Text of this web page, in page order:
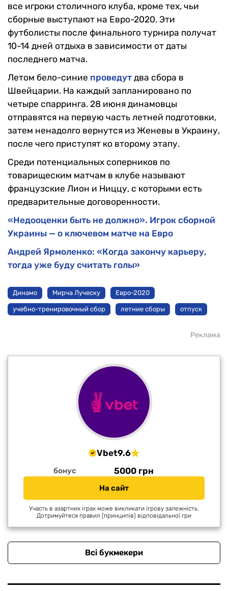
все игроки столичного клуба, кроме тех, чьи
сборные выступают на Евро-2020. Эти
футболисты после финального турнира получат
10-14 дней отдыха в зависимости от даты
последнего матча.
Летом бело-синие проведут два сбора в
Швейцарии. На каждый запланировано по
четыре спарринга. 28 июня динамовцы
отправятся на первую часть летней подготовки,
затем ненадолго вернутся из Женевы в Украину,
после чего приступят ко второму этапу.
Среди потенциальных соперников по
товарищеским матчам в клубе называют
французские Лион и Ниццу, с которыми есть
предварительные договоренности.
«Недооценки быть не должно». Игрок сборной
Украины — о ключевом матче на Евро
Андрей Ярмоленко: «Когда закончу карьеру,
тогда уже буду считать голы»
Динамо Мирча Луческу Евро-2020
учебно-тренировочный сбор летние сборы отпуск
Реклама
Vbet9.6
бонус 5000 грн
На сайт
Участь в азартних іграх може викликати ігрову залежність.
Дотримуйтеся правил (принципів) відповідальної гри
Всі букмекери